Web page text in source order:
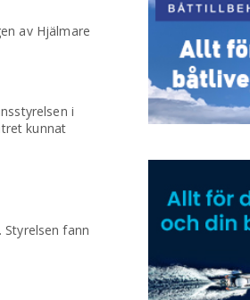
av Hjälmare
i
kunnat
fann